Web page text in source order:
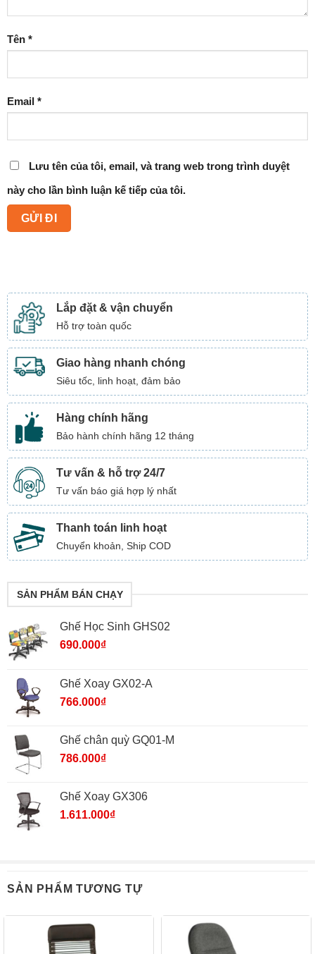
Tên *
Email *
Lưu tên của tôi, email, và trang web trong trình duyệt
này cho lần bình luận kế tiếp của tôi.
Lắp đặt & vận chuyển
Hỗ trợ toàn quốc
Giao hàng nhanh chóng
Siêu tốc, linh hoạt, đảm bảo
Hàng chính hãng
Bảo hành chính hãng 12 tháng
Tư vấn & hỗ trợ 24/7
Tư vấn báo giá hợp lý nhất
Thanh toán linh hoạt
Chuyển khoản, Ship COD
SẢN PHẨM BÁN CHẠY
Ghế Học Sinh GHS02
690.000₫
Ghế Xoay GX02-A
766.000₫
Ghế chân quỳ GQ01-M
786.000₫
Ghế Xoay GX306
1.611.000₫
SẢN PHẨM TƯƠNG TỰ